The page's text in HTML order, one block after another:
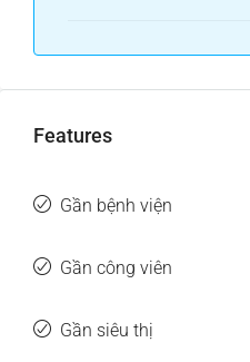
Features
Gần bệnh viện
Gần công viên
Gần siêu thị